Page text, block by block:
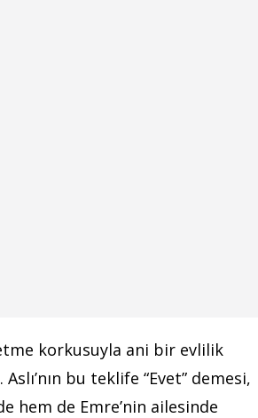
korkusuyla ani bir evlilik
bu teklife “Evet” demesi,
hem de Emre’nin ailesinde